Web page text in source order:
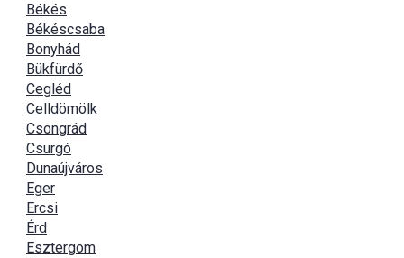
Békés
Békéscsaba
Bonyhád
Bükfürdő
Cegléd
Celldömölk
Csongrád
Csurgó
Dunaújváros
Eger
Ercsi
Érd
Esztergom